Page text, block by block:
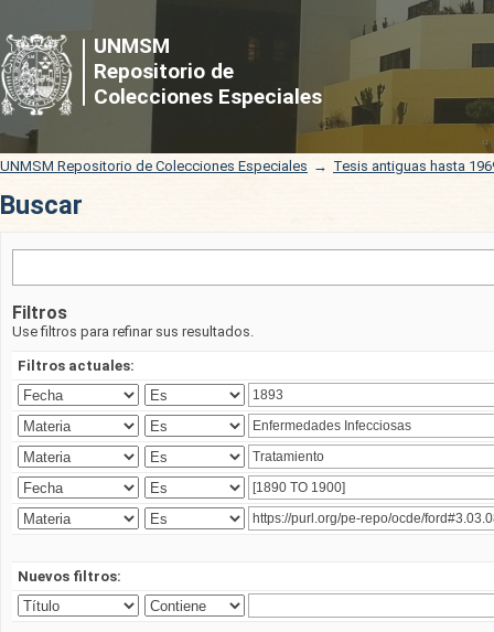
UNMSM
Repositorio de
Colecciones Especiales
Buscar
UNMSM Repositorio de Colecciones Especiales → Tesis antiguas hasta
Buscar
Filtros
Use filtros para refinar sus resultados.
Filtros actuales:
Nuevos filtros: